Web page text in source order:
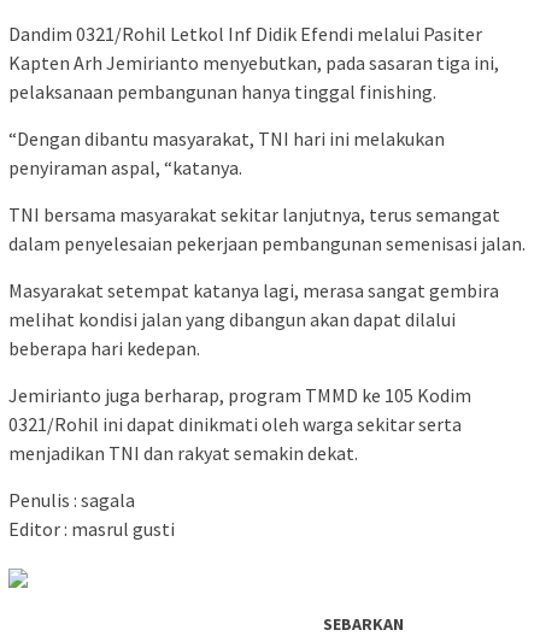
Dandim 0321/Rohil Letkol Inf Didik Efendi melalui Pasiter
Kapten Arh Jemirianto menyebutkan, pada sasaran tiga ini,
pelaksanaan pembangunan hanya tinggal finishing.
“Dengan dibantu masyarakat, TNI hari ini melakukan
penyiraman aspal, “katanya.
TNI bersama masyarakat sekitar lanjutnya, terus semangat
dalam penyelesaian pekerjaan pembangunan semenisasi jalan.
Masyarakat setempat katanya lagi, merasa sangat gembira
melihat kondisi jalan yang dibangun akan dapat dilalui
beberapa hari kedepan.
Jemirianto juga berharap, program TMMD ke 105 Kodim
0321/Rohil ini dapat dinikmati oleh warga sekitar serta
menjadikan TNI dan rakyat semakin dekat.
Penulis : sagala
Editor : masrul gusti
SEBARKAN